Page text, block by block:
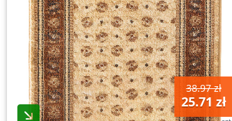
38.97 zł
25.71 zł